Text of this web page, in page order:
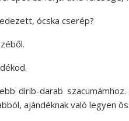
ócska cserép?
dirib-darab
ajándéknak való legyen